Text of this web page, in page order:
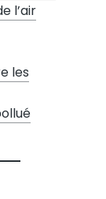
l’air
les